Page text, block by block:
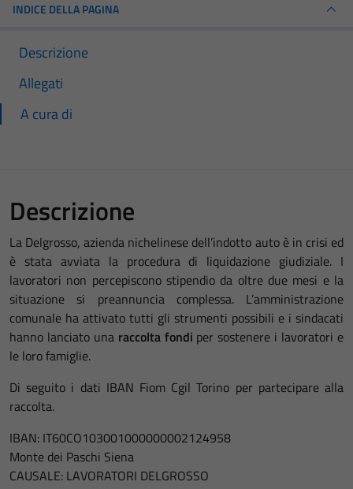
INDICE DELLA PAGINA
Descrizione
Allegati
A cura di
Descrizione
La Delgrosso, azienda nichelinese dell’indotto auto è in crisi ed
è stata avviata la procedura di liquidazione giudiziale. I
lavoratori non percepiscono stipendio da oltre due mesi e la
situazione si preannuncia complessa. L’amministrazione
comunale ha attivato tutti gli strumenti possibili e i sindacati
hanno lanciato una raccolta fondi per sostenere i lavoratori e
le loro famiglie.
Di seguito i dati IBAN Fiom Cgil Torino per partecipare alla
raccolta.
IBAN: IT60CO103001000000002124958
Monte dei Paschi Siena
CAUSALE: LAVORATORI DELGROSSO